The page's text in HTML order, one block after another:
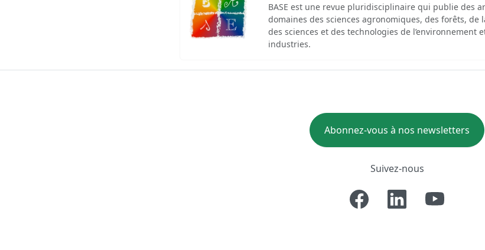
BASE est une revue pluridisciplinaire qui publie des
domaines des sciences agronomiques, des forêts, de
des sciences et des technologies de l’environnement
industries.
Abonnez-vous à nos newsletters
Suivez-nous